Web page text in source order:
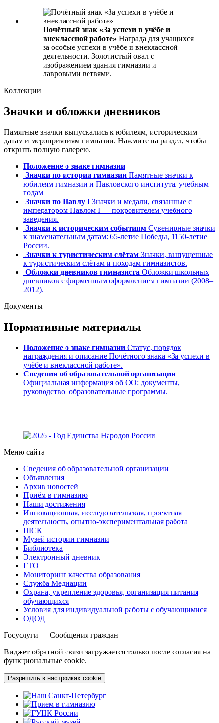
Почётный знак «За успехи в учёбе и
внеклассной работе» Награда для учащихся
за особые успехи в учёбе и внеклассной
деятельности. Золотистый овал с
изображением здания гимназии и
лавровыми ветвями.
Коллекции
Значки и обложки дневников
Памятные значки выпускались к юбилеям, историческим
датам и мероприятиям гимназии. Нажмите на раздел, чтобы
открыть полную галерею.
Положение о знаке гимназии
Значки по истории гимназии Памятные значки к
юбилеям гимназии и Павловского института, учебным
годам.
Значки по Павлу I Значки и медали, связанные с
императором Павлом I — покровителем учебного
заведения.
Значки к историческим событиям Сувенирные значки
к знаменательным датам: 65-летие Победы, 1150-летие
России.
Значки к туристическим слётам Значки, выпущенные
к туристическим слётам и походам гимназистов.
Обложки дневников гимназиста Обложки школьных
дневников с фирменным оформлением гимназии (2008–
2012).
Документы
Нормативные материалы
Положение о знаке гимназии Статус, порядок
награждения и описание Почётного знака «За успехи в
учёбе и внеклассной работе».
Сведения об образовательной организации
Официальная информация об ОО: документы,
руководство, образовательные программы.
Меню сайта
Сведения об образовательной организации
Объявления
Архив новостей
Приём в гимназию
Наши достижения
Инновационная, исследовательская, проектная
деятельность, опытно-экспериментальная работа
ШСК
Музей истории гимназии
Библиотека
Электронный дневник
ГТО
Мониторинг качества образования
Служба Медиации
Охрана, укрепление здоровья, организация питания
обучающихся
Условия для индивидуальной работы с обучающимися
ОДОД
Госуслуги — Сообщения граждан
Виджет обратной связи загружается только после согласия на
функциональные cookie.
Разрешить в настройках cookie